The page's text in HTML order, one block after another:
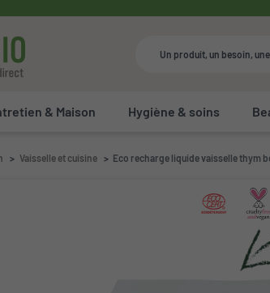
& Maison Hygiène & soins
Vaisselle et cuisine Eco recharge liquide vaisselle thym